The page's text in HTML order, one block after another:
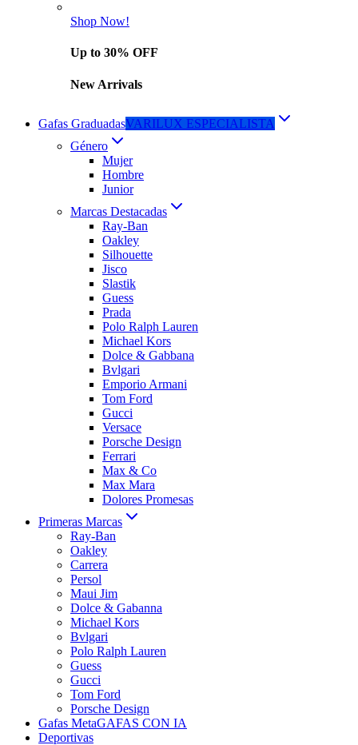
Shop Now!
Up to 30% OFF
New Arrivals
Gafas GraduadasVARILUX ESPECIALISTA
Género
Mujer
Hombre
Junior
Marcas Destacadas
Ray-Ban
Oakley
Silhouette
Jisco
Slastik
Guess
Prada
Polo Ralph Lauren
Michael Kors
Dolce & Gabbana
Bvlgari
Emporio Armani
Tom Ford
Gucci
Versace
Porsche Design
Ferrari
Max & Co
Max Mara
Dolores Promesas
Primeras Marcas
Ray-Ban
Oakley
Carrera
Persol
Maui Jim
Dolce & Gabanna
Michael Kors
Bvlgari
Polo Ralph Lauren
Guess
Gucci
Tom Ford
Porsche Design
Gafas MetaGAFAS CON IA
Deportivas